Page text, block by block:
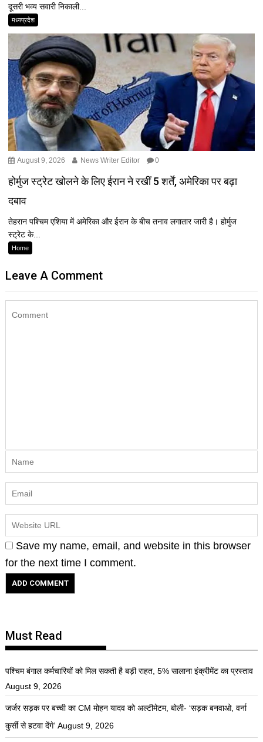
दूसरी भव्य सवारी निकाली...
मध्यप्रदेश
August 9, 2026 News Writer Editor 0
होर्मुज स्ट्रेट खोलने के लिए ईरान ने रखीं 5 शर्तें, अमेरिका पर बढ़ा
दबाव
तेहरान पश्चिम एशिया में अमेरिका और ईरान के बीच तनाव लगातार जारी है। होर्मुज
स्ट्रेट के...
Home
Leave A Comment
Save my name, email, and website in this browser
for the next time I comment.
Must Read
पश्चिम बंगाल कर्मचारियों को मिल सकती है बड़ी राहत, 5% सालाना इंक्रीमेंट का प्रस्ताव
August 9, 2026
जर्जर सड़क पर बच्ची का CM मोहन यादव को अल्टीमेटम, बोली- ‘सड़क बनवाओ, वर्ना
कुर्सी से हटवा देंगे’ August 9, 2026